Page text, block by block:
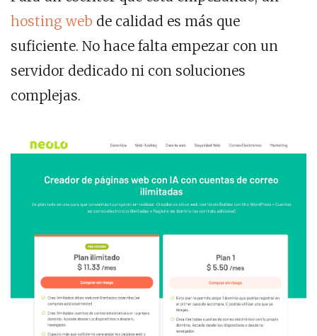
hosting web de calidad es más que
suficiente. No hace falta empezar con un
servidor dedicado ni con soluciones
complejas.